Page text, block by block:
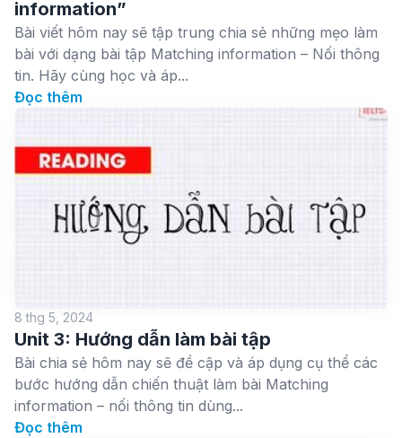
information”
Bài viết hôm nay sẽ tập trung chia sẻ những mẹo làm
bài với dạng bài tập Matching information – Nối thông
tin. Hãy cùng học và áp...
Đọc thêm
8 thg 5, 2024
Unit 3: Hướng dẫn làm bài tập
Bài chia sẻ hôm nay sẽ đề cập và áp dụng cụ thể các
bước hướng dẫn chiến thuật làm bài Matching
information – nối thông tin dùng...
Đọc thêm